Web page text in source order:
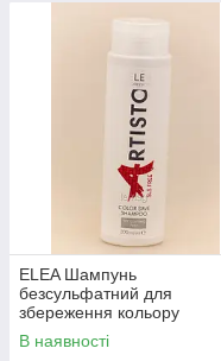
ELEA Шампунь
безсульфатний для
збереження кольору
фарбованого волосся, 200
мл
В наявності